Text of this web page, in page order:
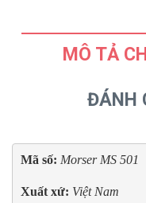
MÔ TẢ
ĐÁNH
Mã số: Morser MS 501
Xuất xứ: Việt Nam